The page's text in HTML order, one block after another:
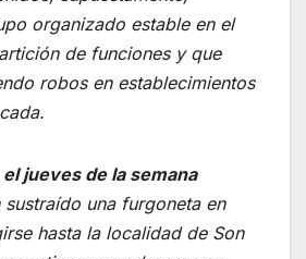
organizado estable en el
de funciones y que
robos en establecimientos
el jueves de la semana
sustraído una furgoneta en
hasta la localidad de Son